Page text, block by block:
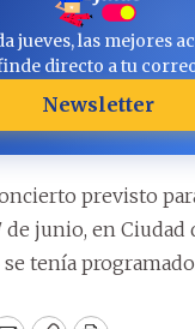
jueves, las mejores
directo a tu
Newsletter
previsto
junio, en Ciudad
tenía